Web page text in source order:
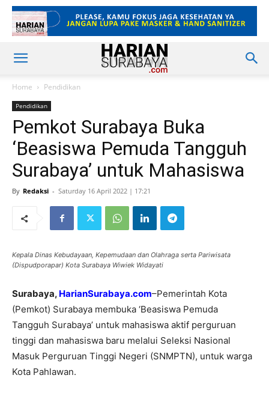
Home Pendidikan
Pendidikan
Pemkot Surabaya Buka
‘Beasiswa Pemuda Tangguh
Surabaya’ untuk Mahasiswa
By Redaksi - Saturday 16 April 2022 | 17:21
Kepala Dinas Kebudayaan, Kepemudaan dan Olahraga serta Pariwisata
(Dispudporapar) Kota Surabaya Wiwiek Widayati
Surabaya, HarianSurabaya.com–Pemerintah Kota
(Pemkot) Surabaya membuka ‘Beasiswa Pemuda
Tangguh Surabaya’ untuk mahasiswa aktif perguruan
tinggi dan mahasiswa baru melalui Seleksi Nasional
Masuk Perguruan Tinggi Negeri (SNMPTN), untuk warga
Kota Pahlawan.